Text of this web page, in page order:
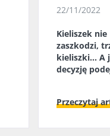
22/11/2022
Kieliszek nie
zaszkodzi,
kieliszki... A
decyzję
Przeczytaj